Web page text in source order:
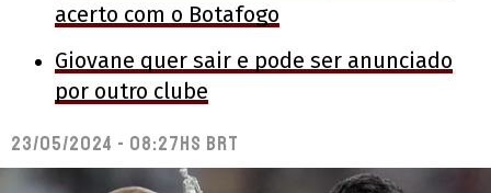
acerto com o Botafogo
Giovane quer sair e pode ser anunciado
por outro clube
23/05/2024 - 08:27hs BRT